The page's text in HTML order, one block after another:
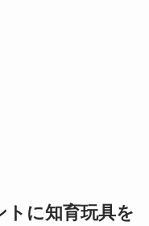
に知育玩具を